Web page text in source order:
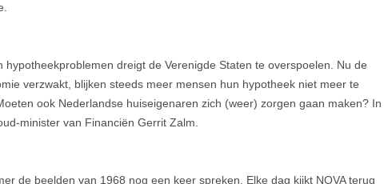
hypotheekproblemen dreigt de Verenigde Staten te overspoelen. Nu de
verzwakt, blijken steeds meer mensen hun hypotheek niet meer te
ook Nederlandse huiseigenaren zich (weer) zorgen gaan maken? In
minister van Financiën Gerrit Zalm.
de beelden van 1968 nog een keer spreken. Elke dag kijkt NOVA terug